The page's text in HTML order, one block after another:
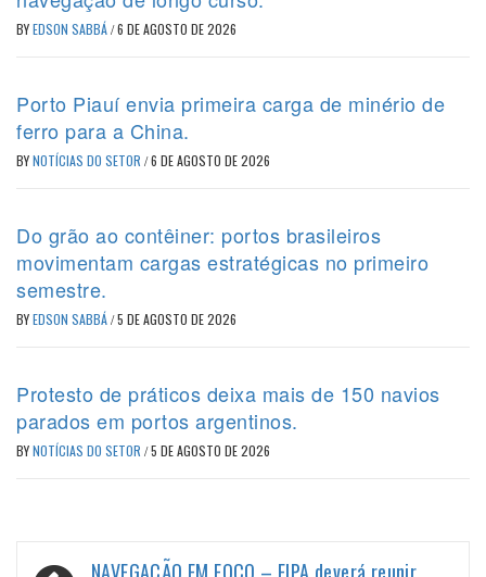
BYEDSON SABBÁ/6 DE AGOSTO DE 2026
Porto Piauí envia primeira carga de minério de
ferro para a China.
BYNOTÍCIAS DO SETOR /6 DE AGOSTO DE 2026
Do grão ao contêiner: portos brasileiros
movimentam cargas estratégicas no primeiro
semestre.
BYEDSON SABBÁ/5 DE AGOSTO DE 2026
Protesto de práticos deixa mais de 150 navios
parados em portos argentinos.
BYNOTÍCIAS DO SETOR /5 DE AGOSTO DE 2026